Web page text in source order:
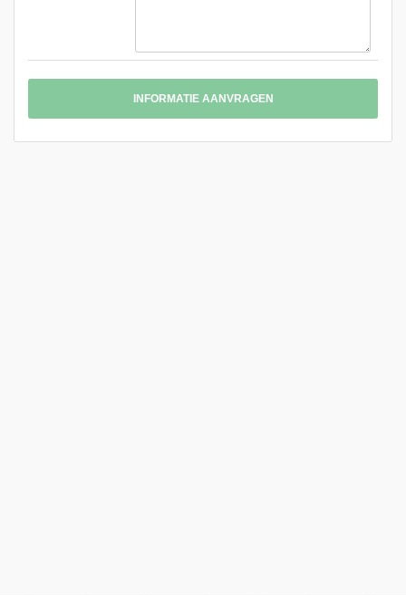
INFORMATIE AANVRAGEN